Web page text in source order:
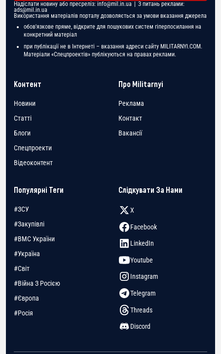
Надіслати новину або пресреліз: info@mil.in.ua | З питань реклами:
ads@mil.in.ua
Використання матеріалів порталу дозволяється за умови вказання джерела
обов'язкове пряме, відкрите для пошукових систем гіперпосилання на
конкретний матеріал
при публікації не в Інтернеті – вказання адреси сайту MILITARNYI.COM.
Матеріали «Спецпроектів» публікуються на правах реклами.
Контент
Новини
Статті
Блоги
Спецпроекти
Відеоконтент
Про Militarnyi
Реклама
Контакт
Вакансії
Популярні Теги
#ЗСУ
#Закупівлі
#ВМС України
#Україна
#Світ
#Війна З Росією
#Європа
#Росія
Слідкувати За Нами
X
Facebook
LinkedIn
Youtube
Instagram
Telegram
Threads
Discord